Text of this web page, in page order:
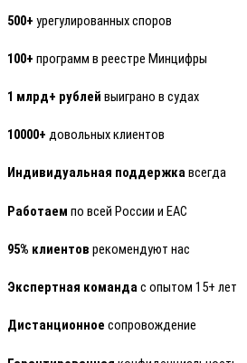
500+ урегулированных споров
100+ программ в реестре Минцифры
1 млрд+ рублей выиграно в судах
10000+ довольных клиентов
Индивидуальная поддержкавсегда
Работаем по всей России и ЕАС
95% клиентов рекомендуют нас
Экспертная командас опытом 15+ лет
Дистанционное сопровождение